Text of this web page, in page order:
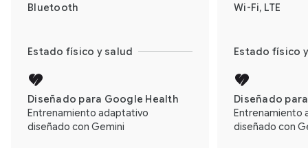
Bluetooth Wi-Fi, LTE
Estado físico y salud Estado físico
Diseñado para Google Health
Entrenamiento adaptativo
diseñado con Gemini
Diseñado
Entrenamiento
diseñado con